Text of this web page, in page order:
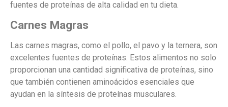
fuentes de proteínas de alta calidad en tu dieta.
Carnes Magras
Las carnes magras, como el pollo, el pavo y la ternera, son
excelentes fuentes de proteínas. Estos alimentos no solo
proporcionan una cantidad significativa de proteínas, sino
que también contienen aminoácidos esenciales que
ayudan en la síntesis de proteínas musculares.